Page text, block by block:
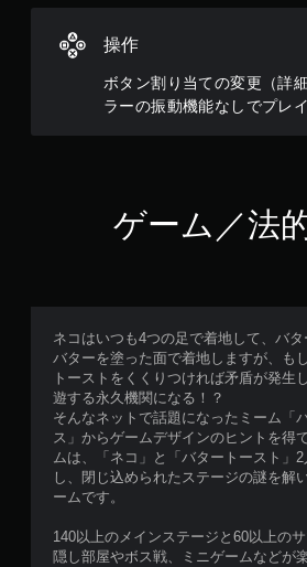
操作
ボタン割り当ての変更（詳
ラーの振動機能なしでプレ
ゲーム／法
ネコはいつも4つの足で着地して、バ
バターを塗った面で着地しますが、も
トーストをくくりつければ矛盾が発生
遊する永久機関になる！？
そんなネットで話題になったミーム「
ス」からゲームデザインのヒントを得
ムは、「ネコ」と「バタートースト」
し、閉じ込められたステージの謎を解
ームです。
140以上のメインステージと60以上のサ
隠し部屋やボス戦、ミニゲームなどが